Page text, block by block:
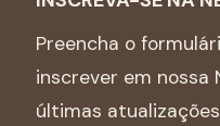
Preencha o
inscrever em nossa
últimas